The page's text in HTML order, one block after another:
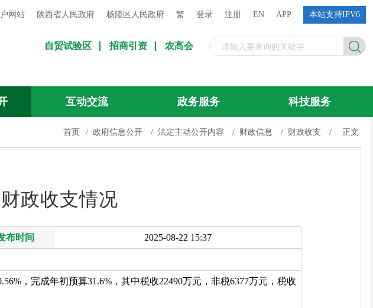
网站 陕西省人民政府 杨陵区人民政府 繁 登录 注册 EN APP 本站支持IPV6
自贸试验区 招商引资 农高会
互动交流 政务服务 科技服务
首页 / 政府信息公开 / 法定主动公开内容 / 财政信息 / 财政收支 / 正文
政收支情况
布时间 2025-08-22 15:37
，完成年初预算31.6%，其中税收22490万元，非税6377万元，税收